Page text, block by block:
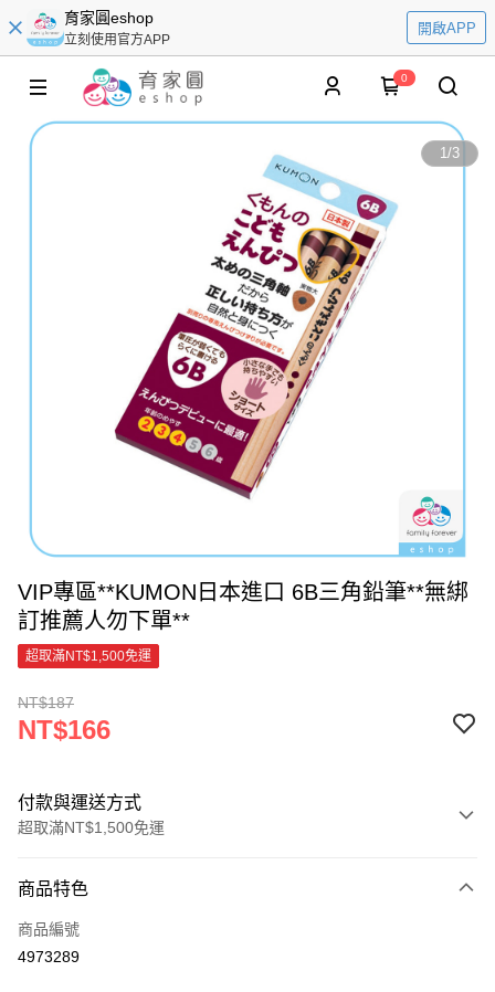
育家圓eshop
立刻使用官方APP
開啟APP
0
1/3
VIP專區**KUMON日本進口 6B三角鉛筆**無綁
訂推薦人勿下單**
超取滿NT$1,500免運
NT$187
NT$166
付款與運送方式
超取滿NT$1,500免運
信用卡一次付款
超商取貨付款
商品特色
商品編號
4973289